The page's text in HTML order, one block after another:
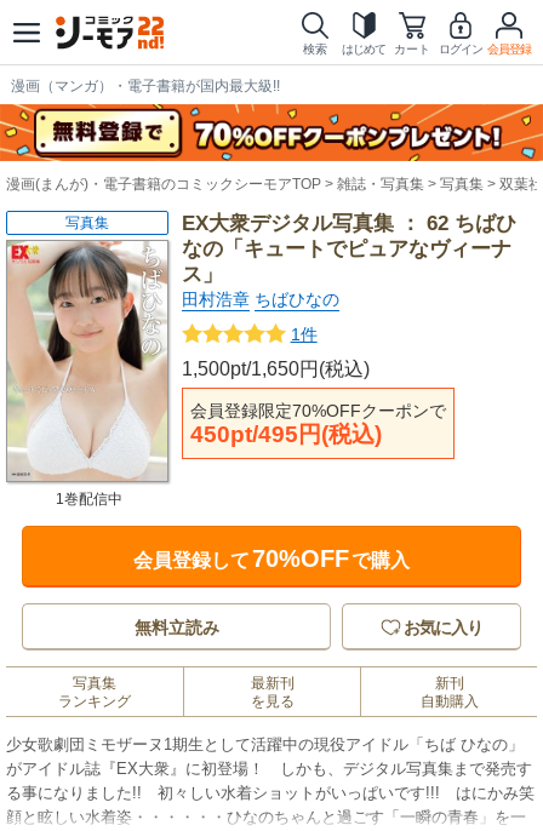
検索 はじめて カート ログイン 会員登録
漫画（マンガ）・電子書籍が国内最大級!!
漫画(まんが)・電子書籍のコミックシーモアTOP 雑誌・写真集 写真集 双葉社
EX大衆デジタル写真集 ： 62 ちばひ
なの「キュートでピュアなヴィーナ
ス」
田村浩章 ちばひなの
1件
1,500pt/1,650円(税込)
会員登録限定70%OFFクーポンで
450pt/495円(税込)
写真集
1巻配信中
会員登録して70%OFFで購入
無料立読み お気に入り
写真集
ランキング
最新刊
を見る
新刊
自動購入
少女歌劇団ミモザーヌ1期生として活躍中の現役アイドル「ちば ひなの」
がアイドル誌『EX大衆』に初登場！ しかも、デジタル写真集まで発売す
る事になりました!! 初々しい水着ショットがいっぱいです!!! はにかみ笑
顔と眩しい水着姿・・・・・・ひなのちゃんと過ごす「一瞬の青春」を一